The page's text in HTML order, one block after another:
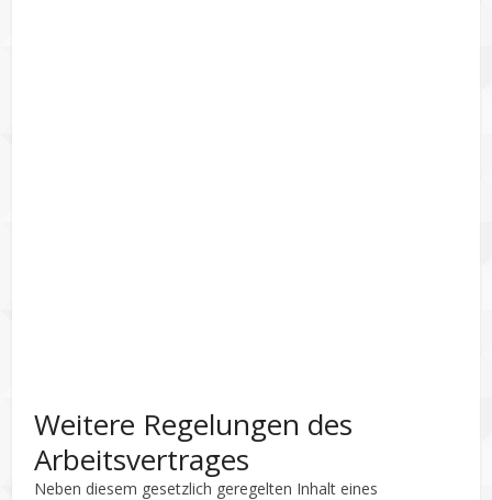
Weitere Regelungen des
Arbeitsvertrages
Neben diesem gesetzlich geregelten Inhalt eines